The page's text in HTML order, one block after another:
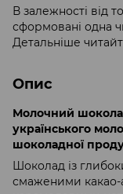
В залежності від
сформовані одна
Детальніше
Опис
Молочний
українського
шоколадної
Шоколад із
смаженими какао-